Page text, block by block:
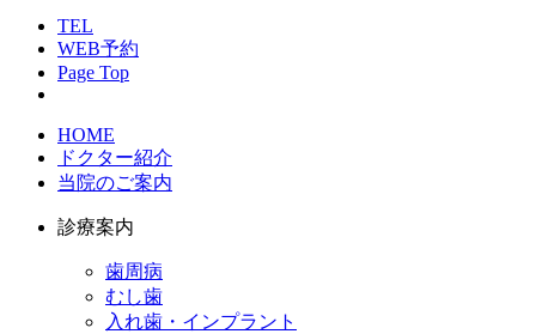
TEL
WEB予約
Page Top
HOME
ドクター紹介
当院のご案内
診療案内
歯周病
むし歯
入れ歯・インプラント